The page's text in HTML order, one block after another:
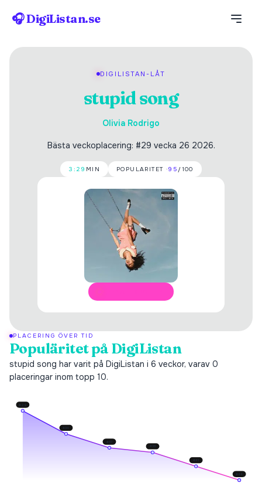
🎧 DigiListan.se
DIGILISTAN-LÅT
stupid song
Olivia Rodrigo
Bästa veckoplacering: #29 vecka 26 2026.
3:29 MIN POPULARITET ·95 /100
PLACERING ÖVER TID
Populäritet på DigiListan
stupid song har varit på DigiListan i 6 veckor, varav 0
placeringar inom topp 10.
# 29
# 34
#37
#38
# 41
# 44